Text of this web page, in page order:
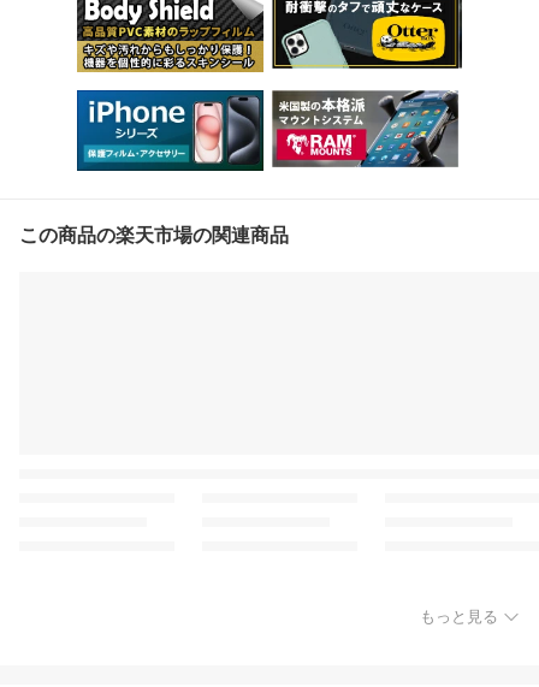
この商品の楽天市場の関連商品
もっと見る